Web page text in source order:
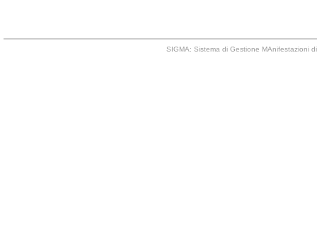
SIGMA: Sistema di Gestione MAnifestazioni